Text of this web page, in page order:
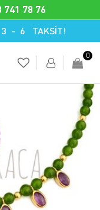
3 - 6 TAKSİT!
741 78 76
0